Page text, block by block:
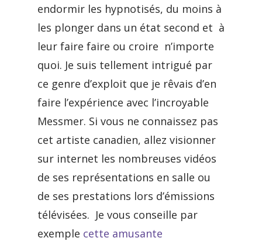
endormir les hypnotisés, du moins à
les plonger dans un état second et à
leur faire faire ou croire n’importe
quoi. Je suis tellement intrigué par
ce genre d’exploit que je rêvais d’en
faire l’expérience avec l’incroyable
Messmer. Si vous ne connaissez pas
cet artiste canadien, allez visionner
sur internet les nombreuses vidéos
de ses représentations en salle ou
de ses prestations lors d’émissions
télévisées. Je vous conseille par
exemple cette amusante